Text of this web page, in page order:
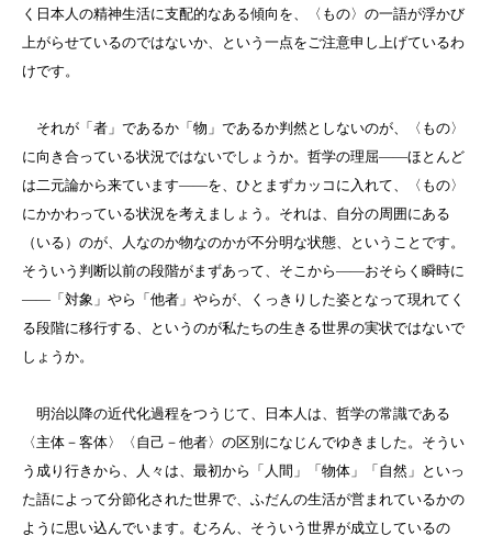
く日本人の精神生活に支配的なある傾向を、〈もの〉の一語が浮かび
上がらせているのではないか、という一点をご注意申し上げているわ
けです。
それが「者」であるか「物」であるか判然としないのが、〈もの〉
に向き合っている状況ではないでしょうか。哲学の理屈――ほとんど
は二元論から来ています――を、ひとまずカッコに入れて、〈もの〉
にかかわっている状況を考えましょう。それは、自分の周囲にある
（いる）のが、人なのか物なのかが不分明な状態、ということです。
そういう判断以前の段階がまずあって、そこから――おそらく瞬時に
――「対象」やら「他者」やらが、くっきりした姿となって現れてく
る段階に移行する、というのが私たちの生きる世界の実状ではないで
しょうか。
明治以降の近代化過程をつうじて、日本人は、哲学の常識である
〈主体－客体〉〈自己－他者〉の区別になじんでゆきました。そうい
う成り行きから、人々は、最初から「人間」「物体」「自然」といっ
た語によって分節化された世界で、ふだんの生活が営まれているかの
ように思い込んでいます。むろん、そういう世界が成立しているの